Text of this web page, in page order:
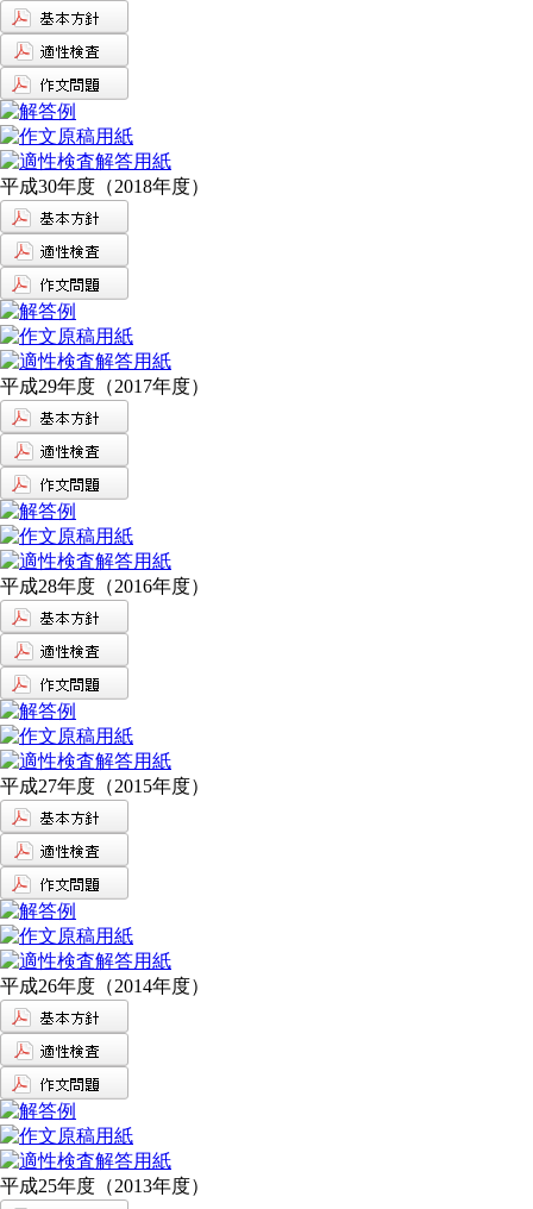
平成30年度（2018年度）
平成29年度（2017年度）
平成28年度（2016年度）
平成27年度（2015年度）
平成26年度（2014年度）
平成25年度（2013年度）